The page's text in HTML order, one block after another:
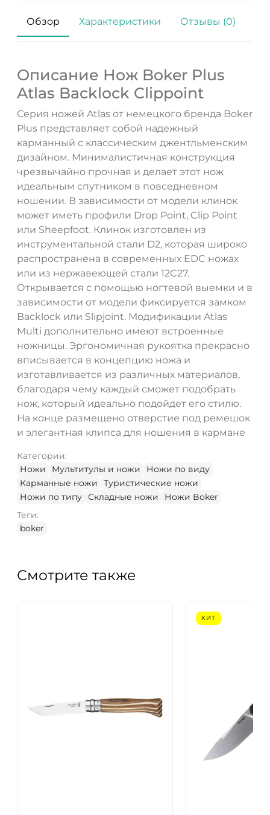
Обзор Характеристики Отзывы (0)
Описание Нож Boker Plus
Atlas Backlock Clippoint
Серия ножей Atlas от немецкого бренда Boker
Plus представляет собой надежный
карманный с классическим джентльменским
дизайном. Минималистичная конструкция
чрезвычайно прочная и делает этот нож
идеальным спутником в повседневном
ношении. В зависимости от модели клинок
может иметь профили Drop Point, Clip Point
или Sheepfoot. Клинок изготовлен из
инструментальной стали D2, которая широко
распространена в современных EDC ножах
или из нержавеющей стали 12C27.
Открывается с помощью ногтевой выемки и в
зависимости от модели фиксируется замком
Backlock или Slipjoint. Модификации Atlas
Multi дополнительно имеют встроенные
ножницы. Эргономичная рукоятка прекрасно
вписывается в концепцию ножа и
изготавливается из различных материалов,
благодаря чему каждый сможет подобрать
нож, который идеально подойдет его стилю.
На конце размещено отверстие под ремешок
и элегантная клипса для ношения в кармане
Категории:
Ножи
Мультитулы и ножи
Ножи по виду
Карманные ножи
Туристические ножи
Ножи по типу Складные ножи
Ножи Boker
Теги:
boker
Смотрите также
ХИТ
ДА НЕТ